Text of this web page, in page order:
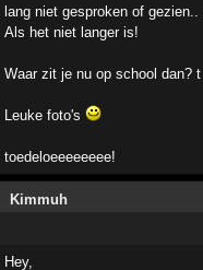
lang niet gesproken of
Als het niet langer is!
Waar zit je nu op school dan?
Leuke foto's
toedeloeeeeeeee!
Kimmuh
Hey,